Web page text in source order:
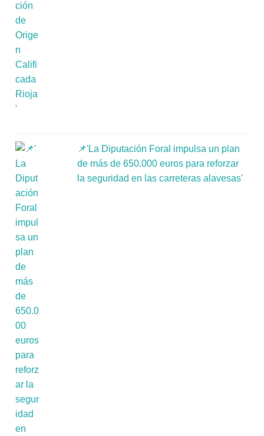
📌'La Diputación Foral impulsa un plan
de más de 650.000 euros para reforzar
la seguridad en las carreteras alavesas'